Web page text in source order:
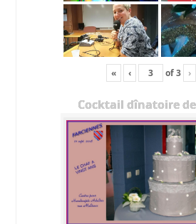
« ‹ of3 ›
Cocktail dînatoire